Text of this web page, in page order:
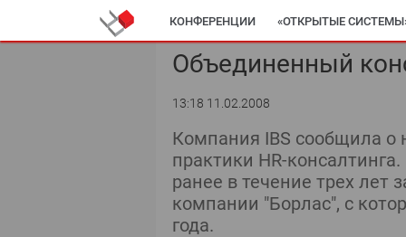
КОНФЕРЕНЦИИ «ОТКРЫТЫЕ
Объединенный
13:18 11.02.2008
Компания IBS сообщила о
практики HR-
ранее в течение трех лет
компании "Борлас", с
года.